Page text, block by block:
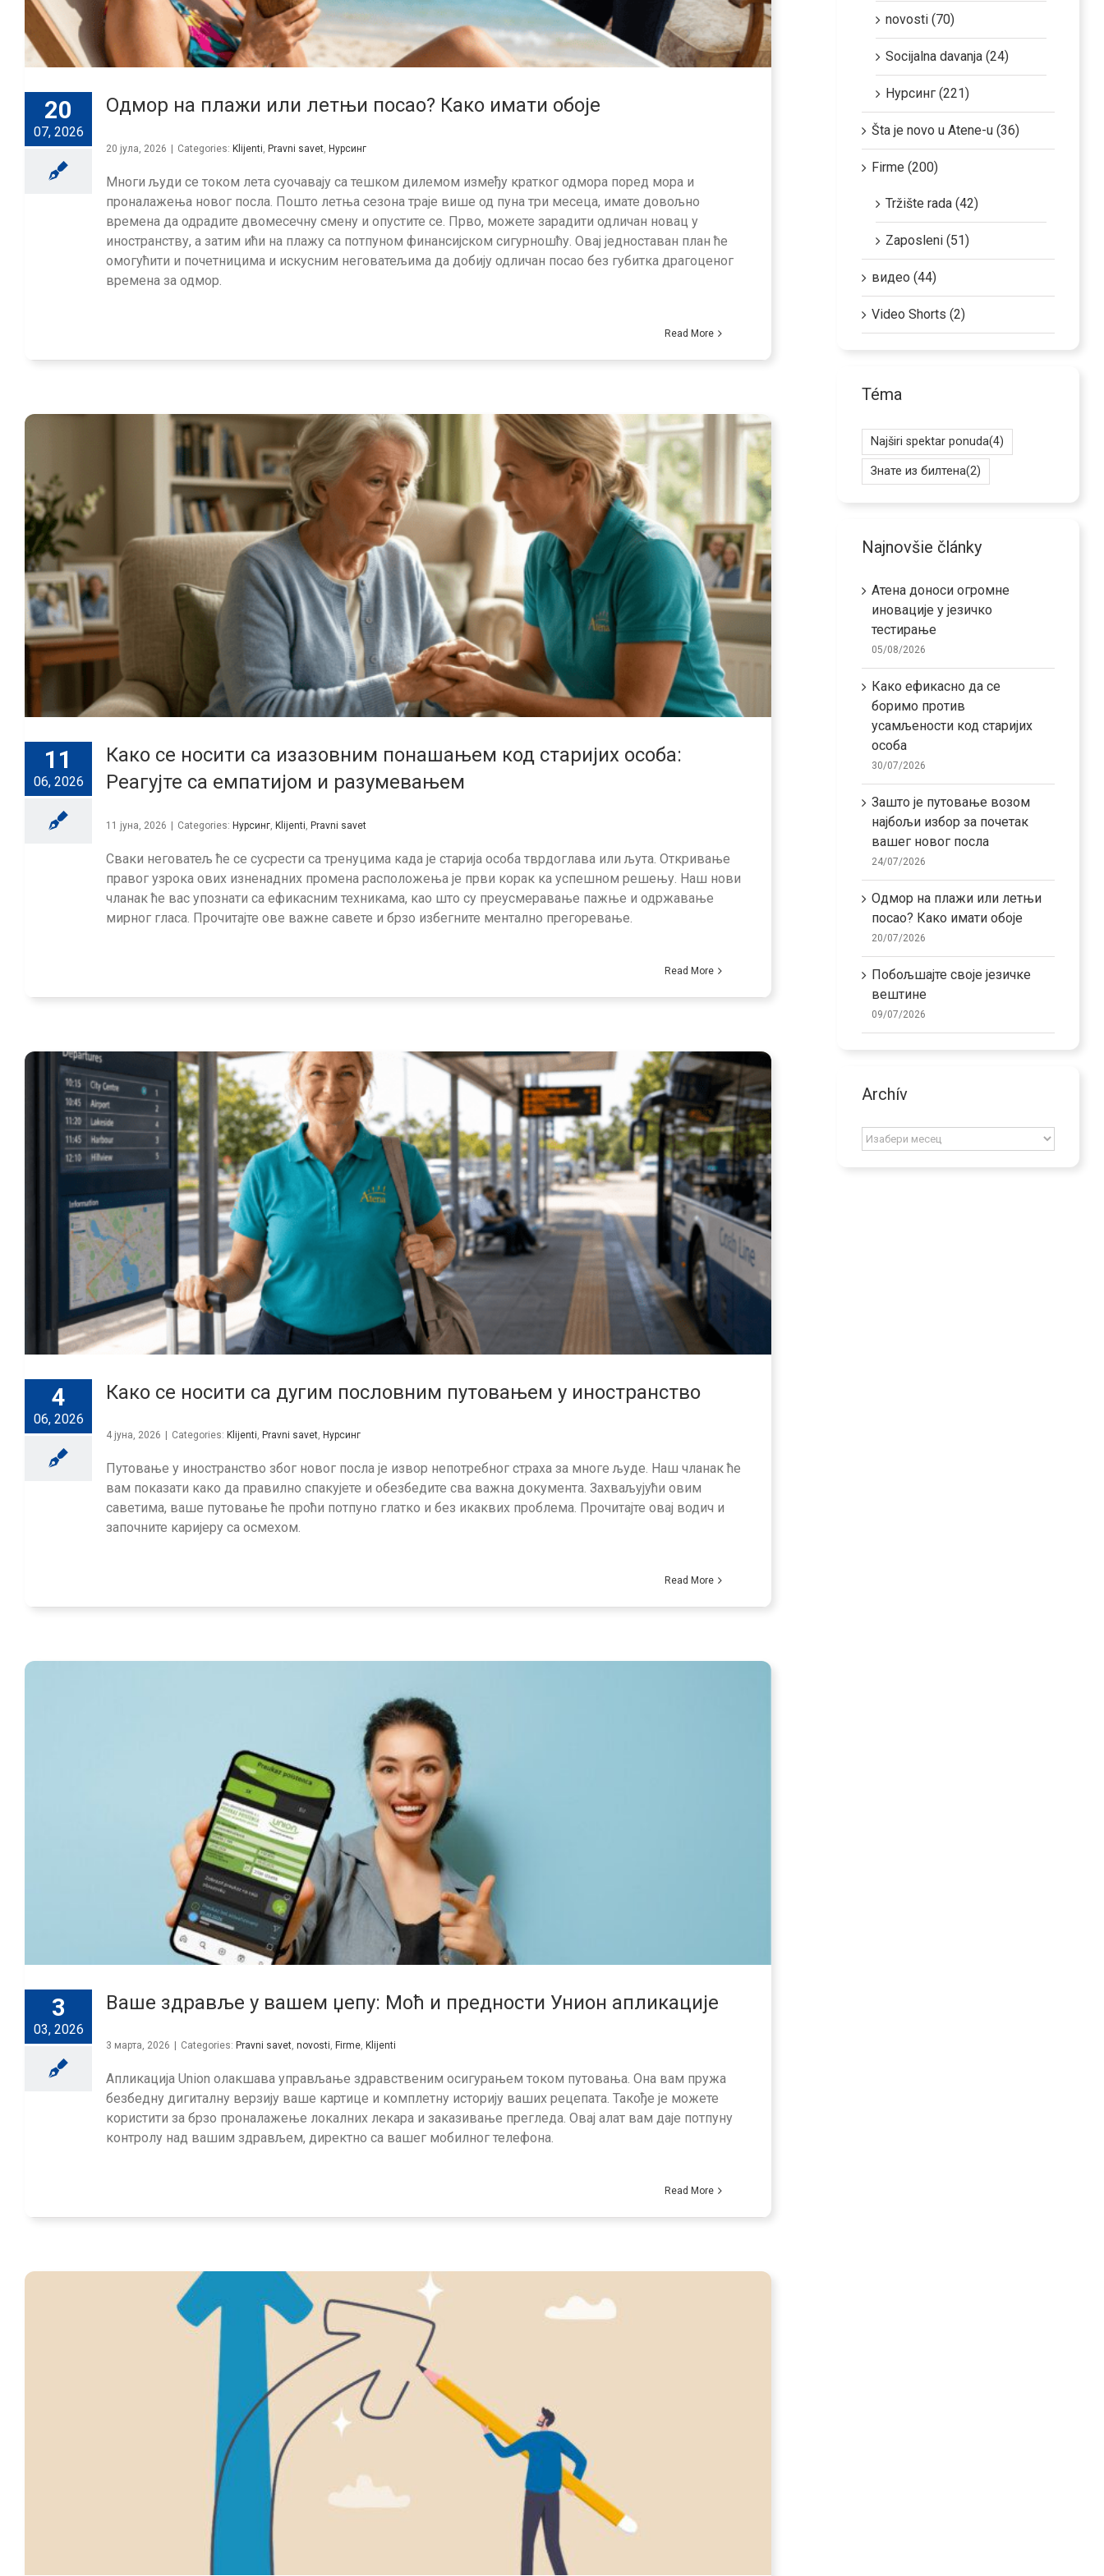
20
07, 2026
Одмор на плажи или летњи посао? Како имати обоје
20 јула, 2026 | Categories: Klijenti, Pravni savet, Нурсинг
Многи људи се током лета суочавају са тешком дилемом између кратког одмора поред мора и
проналажења новог посла. Пошто летња сезона траје више од пуна три месеца, имате довољно
времена да одрадите двомесечну смену и опустите се. Прво, можете зарадити одличан новац у
иностранству, а затим ићи на плажу са потпуном финансијском сигурношћу. Овај једноставан план ће
омогућити и почетницима и искусним неговатељима да добију одличан посао без губитка драгоценог
времена за одмор.
Read More
11
06, 2026
Како се носити са изазовним понашањем код старијих особа:
Реагујте са емпатијом и разумевањем
11 јуна, 2026 | Categories: Нурсинг Klijenti Pravni savet
Сваки неговатељ ће се сусрести са тренуцима када је старија особа тврдоглава или љута. Откривање
правог узрока ових изненадних промена расположења је први корак ка успешном решењу. Наш нови
чланак ће вас упознати са ефикасним техникама, као што су преусмеравање пажње и одржавање
мирног гласа. Прочитајте ове важне савете и брзо избегните ментално прегоревање.
Read More
4
06, 2026
Како се носити са дугим пословним путовањем у иностранство
4 јуна, 2026 Categories: Klijenti, Pravni savet, Нурсинг
Путовање у иностранство због новог посла је извор непотребног страха за многе људе. Наш чланак ће
вам показати како да правилно спакујете и обезбедите сва важна документа. Захваљујући овим
саветима, ваше путовање ће проћи потпуно глатко и без икаквих проблема. Прочитајте овај водич и
започните каријеру са осмехом.
Read More
3
03, 2026
Ваше здравље у вашем џепу: Моћ и предности Унион апликације
3 марта, 2026 Categories: Pravni savet, novosti, Firme, Klijenti
Апликација Union олакшава управљање здравственим осигурањем током путовања. Она вам пружа
безбедну дигиталну верзију ваше картице и комплетну историју ваших рецепата. Такође је можете
користити за брзо проналажење локалних лекара и заказивање прегледа. Овај алат вам даје потпуну
контролу над вашим здрављем, директно са вашег мобилног телефона.
Read More
novosti (70)
Socijalna davanja (24)
Нурсинг (221)
Šta je novo u Atene-u (36)
Firme (200)
Tržište rada (42)
Zaposleni (51)
видео (44)
Video Shorts (2)
Téma
Najširi spektar ponuda(4)
Знате из билтена(2)
Najnovšie články
Атена доноси огромне
иновације у језичко
тестирање
05/08/2026
Како ефикасно да се
боримо против
усамљености код старијих
особа
30/07/2026
Зашто је путовање возом
најбољи избор за почетак
вашег новог посла
24/07/2026
Одмор на плажи или летњи
посао? Како имати обоје
20/07/2026
Побољшајте своје језичке
вештине
09/07/2026
Archív
Archív